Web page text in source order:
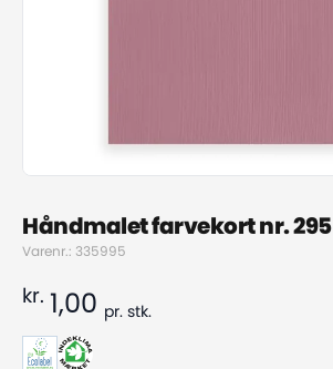
Håndmalet farvekort nr. 295
Varenr.: 335995
kr. 1,00 pr. stk.